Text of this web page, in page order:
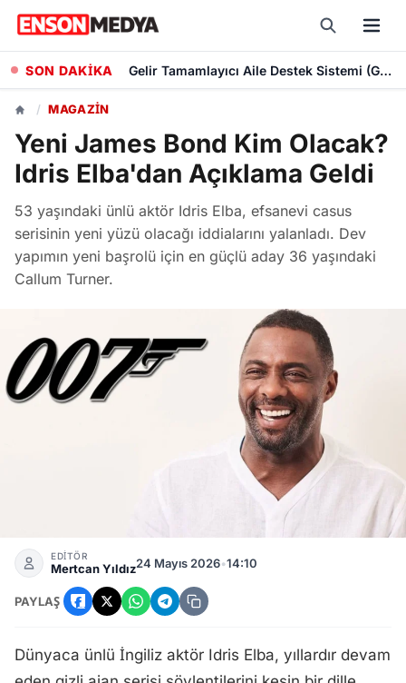
SON DAKİKA Serbest Piyasa Altın Fiyatları: 8 Ağustos Gram, Çeyrek ve Cumhuriyet Altını Kaç TL?
/ MAGAZIN
Yeni James Bond Kim Olacak?
Idris Elba'dan Açıklama Geldi
53 yaşındaki ünlü aktör Idris Elba, efsanevi casus
serisinin yeni yüzü olacağı iddialarını yalanladı. Dev
yapımın yeni başrolü için en güçlü aday 36 yaşındaki
Callum Turner.
Yeni James Bond Kim Olacak? Idris Elba'dan Açıklama
EDİTÖR
Mertcan Yıldız24 Mayıs 2026•14:10
PAYLAŞ
Dünyaca ünlü İngiliz aktör Idris Elba, yıllardır devam